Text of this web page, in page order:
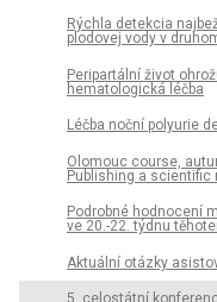
Rýchla detekcia
plodovej vody v
Peripartální život
hematologická léčba
Léčba noční polyurie
Olomouc course,
Publishing a
Podrobné hodnocení
ve 20.-22. týdnu
Aktuální otázky
5. celostátní